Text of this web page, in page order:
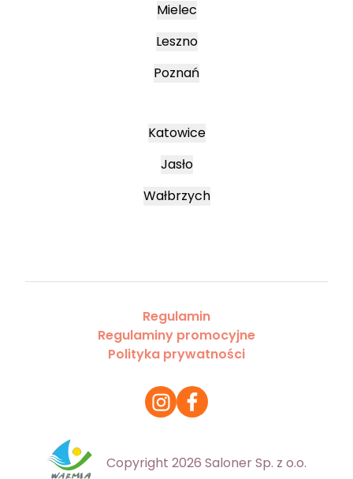
Mielec
Leszno
Poznań
Katowice
Jasło
Wałbrzych
Regulamin
Regulaminy promocyjne
Polityka prywatności
Copyright 2026 Saloner Sp. z o.o.